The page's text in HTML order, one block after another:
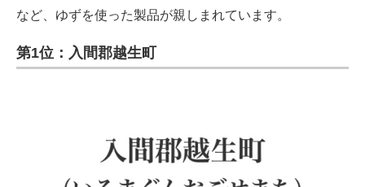
など、ゆずを使った製品が親しまれています。
第1位：入間郡越生町